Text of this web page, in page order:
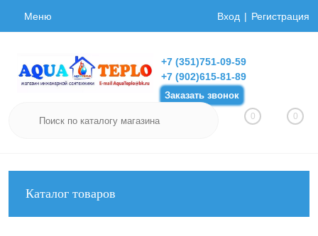
Меню Вход Регистрация
+7 (351)751-09-59
+7 (902)615-81-89
Заказать звонок
0 0
Каталог товаров